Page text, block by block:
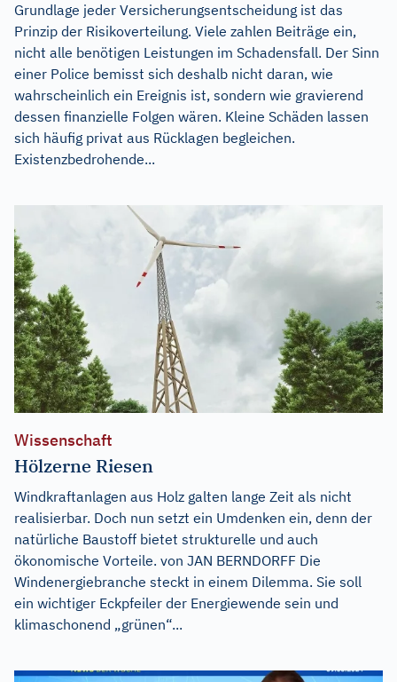
Grundlage jeder Versicherungsentscheidung ist das
Prinzip der Risikoverteilung. Viele zahlen Beiträge ein,
nicht alle benötigen Leistungen im Schadensfall. Der Sinn
einer Police bemisst sich deshalb nicht daran, wie
wahrscheinlich ein Ereignis ist, sondern wie gravierend
dessen finanzielle Folgen wären. Kleine Schäden lassen
sich häufig privat aus Rücklagen begleichen.
Existenzbedrohende...
Wissenschaft
Hölzerne Riesen
Windkraftanlagen aus Holz galten lange Zeit als nicht
realisierbar. Doch nun setzt ein Umdenken ein, denn der
natürliche Baustoff bietet strukturelle und auch
ökonomische Vorteile. von JAN BERNDORFF Die
Windenergiebranche steckt in einem Dilemma. Sie soll
ein wichtiger Eckpfeiler der Energiewende sein und
klimaschonend „grünen“...